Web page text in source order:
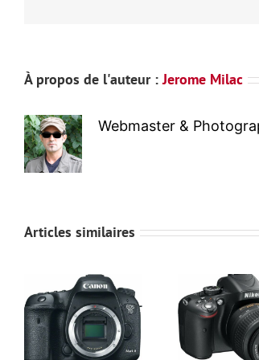
À propos de l'auteur :Jerome Milac
Webmaster &
Articles similaires